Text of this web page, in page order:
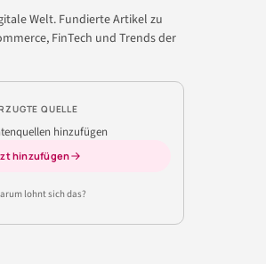
Welt. Fundierte Artikel zu
FinTech und Trends der
QUELLE
hinzufügen
hinzufügen
lohnt sich das?